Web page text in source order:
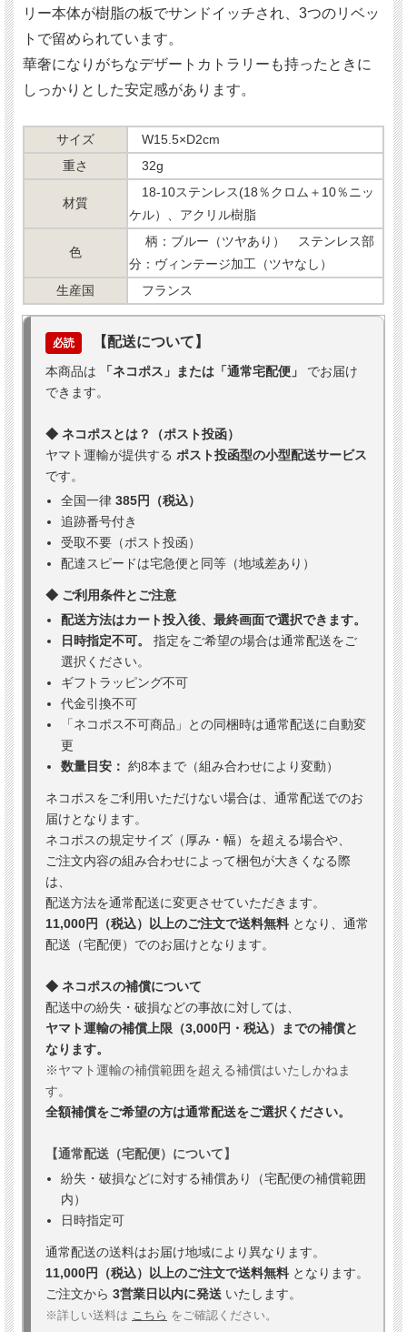
リー本体が樹脂の板でサンドイッチされ、3つのリベッ
トで留められています。
華奢になりがちなデザートカトラリーも持ったときに
しっかりとした安定感があります。
サイズ
W15.5×D2cm
重さ
32g
材質
18-10ステンレス(18％クロム＋10％ニッ
ケル）、アクリル樹脂
色
柄：ブルー（ツヤあり） ステンレス部
分：ヴィンテージ加工（ツヤなし）
生産国
フランス
必読 【配送について】
本商品は 「ネコポス」または「通常宅配便」
でお届け
できます。
◆ ネコポスとは？（ポスト投函）
ヤマト運輸が提供する ポスト投函型の小型配送サービス
です。
全国一律 385円（税込）
追跡番号付き
受取不要（ポスト投函）
配達スピードは宅急便と同等（地域差あり）
◆ ご利用条件とご注意
配送方法はカート投入後、最終画面で選択できます。
日時指定不可。
指定をご希望の場合は通常配送をご
選択ください。
ギフトラッピング不可
代金引換不可
「ネコポス不可商品」との同梱時は通常配送に自動変
更
数量目安： 約8本まで（組み合わせにより変動）
ネコポスをご利用いただけない場合は、通常配送でのお
届けとなります。
ネコポスの規定サイズ（厚み・幅）を超える場合や、
ご注文内容の組み合わせによって梱包が大きくなる際
は、
配送方法を通常配送に変更させていただきます。
11,000円（税込）以上のご注文で送料無料 となり、通常
配送（宅配便）でのお届けとなります。
◆ ネコポスの補償について
配送中の紛失・破損などの事故に対しては、
ヤマト運輸の補償上限（3,000円・税込）までの補償と
なります。
※ヤマト運輸の補償範囲を超える補償はいたしかねま
す。
全額補償をご希望の方は通常配送をご選択ください。
【通常配送（宅配便）について】
紛失・破損などに対する補償あり（宅配便の補償範囲
内）
日時指定可
通常配送の送料はお届け地域により異なります。
11,000円（税込）以上のご注文で送料無料 となります。
ご注文から 3営業日以内に発送 いたします。
※詳しい送料は こちら をご確認ください。